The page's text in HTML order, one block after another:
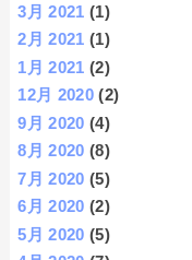
3月 2021 (1)
2月 2021 (1)
1月 2021 (2)
12月 2020 (2)
9月 2020 (4)
8月 2020 (8)
7月 2020 (5)
6月 2020 (2)
5月 2020 (5)